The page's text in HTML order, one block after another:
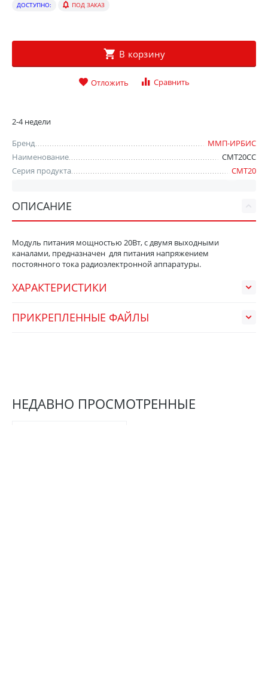
ДОСТУПНО: ПОД ЗАКАЗ
В корзину
Отложить Сравнить
2-4 недели
Бренд
ММП-ИРБИС
Наименование
СМТ20СС
Серия продукта
СМТ20
ОПИСАНИЕ
Модуль питания мощностью 20Вт, с двумя выходными
каналами, предназначен для питания напряжением
постоянного тока радиоэлектронной аппаратуры.
ХАРАКТЕРИСТИКИ
ПРИКРЕПЛЕННЫЕ ФАЙЛЫ
НЕДАВНО ПРОСМОТРЕННЫЕ